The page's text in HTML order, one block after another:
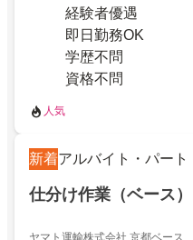
経験者優遇
即日勤務OK
学歴不問
資格不問
人気
新着アルバイト・パート
仕分け作業（ベース）
ヤマト運輸株式会社 京都ベース